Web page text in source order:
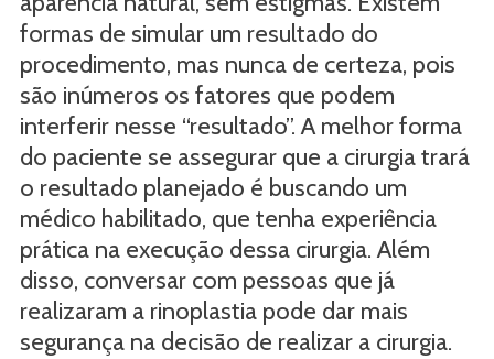
formas de simular um resultado do
procedimento, mas nunca de certeza, pois
são inúmeros os fatores que podem
interferir nesse “resultado”. A melhor forma
do paciente se assegurar que a cirurgia trará
o resultado planejado é buscando um
médico habilitado, que tenha experiência
prática na execução dessa cirurgia. Além
disso, conversar com pessoas que já
realizaram a rinoplastia pode dar mais
segurança na decisão de realizar a cirurgia.